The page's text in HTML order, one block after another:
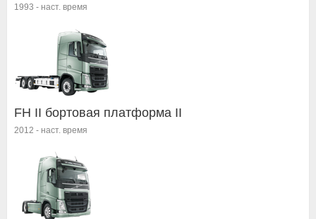
1993 - наст. время
FH II бортовая платформа II
2012 - наст. время